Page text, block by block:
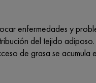
enfermedades y
del tejido
de grasa se acumula